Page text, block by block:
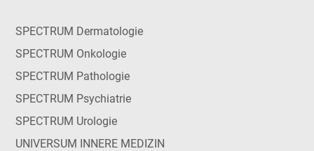
SPECTRUM Dermatologie
SPECTRUM Onkologie
SPECTRUM Pathologie
SPECTRUM Psychiatrie
SPECTRUM Urologie
UNIVERSUM INNERE MEDIZIN